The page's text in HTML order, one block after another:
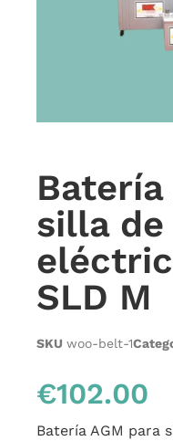
Batería
silla de
SLD M
SKU woo-belt-1
€102.00
Batería AGM para